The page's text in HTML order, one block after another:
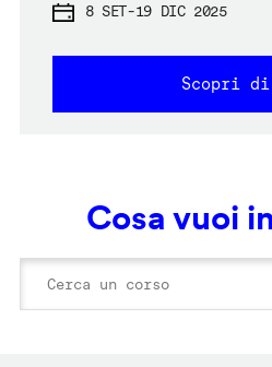
8 SET-19 DIC 2025
Scopri
Cosa vuoi